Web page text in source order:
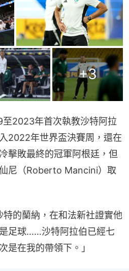
+3
2023年首次執教沙特阿拉
2022年世界盃決賽周，還在
擊敗最終的冠軍阿根廷，但
尼（Roberto Mancini）取
的蘭納，在和法新社證實他
足球……沙特阿拉伯已經七
是在我的帶領下。」